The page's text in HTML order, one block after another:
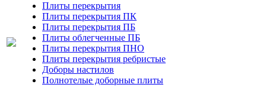
Плиты перекрытия
Плиты перекрытия ПК
Плиты перекрытия ПБ
Плиты облегченные ПБ
Плиты перекрытия ПНО
Плиты перекрытия ребристые
Доборы настилов
Полнотелые доборные плиты